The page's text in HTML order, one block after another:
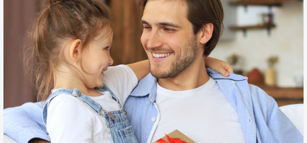
personalizowane
Koszulki
personalizowane
Fartuchy
personalizowane
Woreczki z organzy
Koperty
Inne
na 18 urodziny
na 30 urodziny
na 40 urodziny
dla dziadka
dla dziecka
dla ucznia